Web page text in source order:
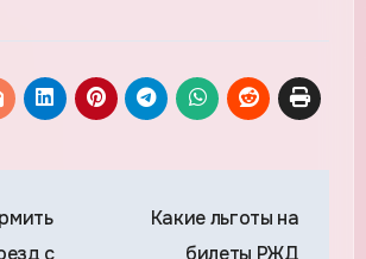
с
Какие льготы на
билеты РЖД